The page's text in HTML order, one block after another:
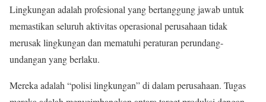
Lingkungan adalah profesional yang bertanggung jawab untuk
memastikan seluruh aktivitas operasional perusahaan tidak
merusak lingkungan dan mematuhi peraturan perundang-
undangan yang berlaku.
Mereka adalah “polisi lingkungan” di dalam perusahaan. Tugas